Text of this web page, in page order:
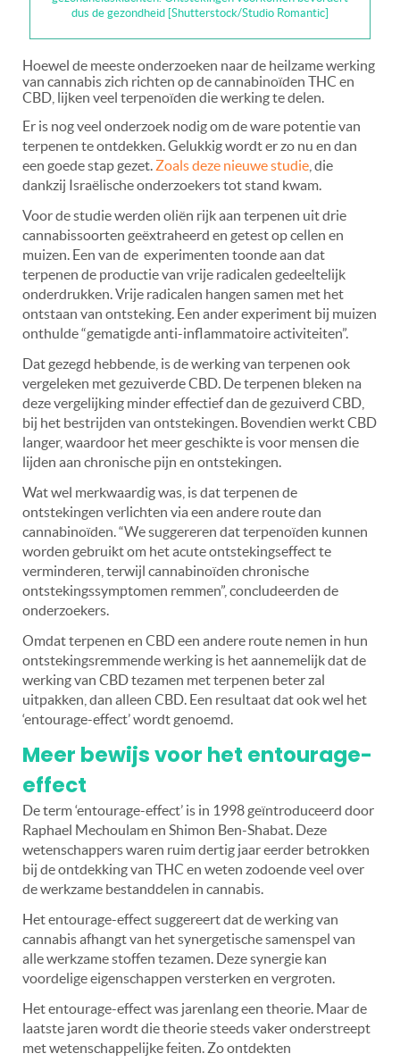
dus de gezondheid [Shutterstock/Studio Romantic]
Hoewel de meeste onderzoeken naar de heilzame werking
van cannabis zich richten op de cannabinoïden THC en
CBD, lijken veel terpenoïden die werking te delen.
Er is nog veel onderzoek nodig om de ware potentie van
terpenen te ontdekken. Gelukkig wordt er zo nu en dan
een goede stap gezet. Zoals deze nieuwe studie , die
dankzij Israëlische onderzoekers tot stand kwam.
Voor de studie werden oliën rijk aan terpenen uit drie
cannabissoorten geëxtraheerd en getest op cellen en
muizen. Een van de experimenten toonde aan dat
terpenen de productie van vrije radicalen gedeeltelijk
onderdrukken. Vrije radicalen hangen samen met het
ontstaan van ontsteking. Een ander experiment bij muizen
onthulde “gematigde anti-inflammatoire activiteiten”.
Dat gezegd hebbende, is de werking van terpenen ook
vergeleken met gezuiverde CBD. De terpenen bleken na
deze vergelijking minder effectief dan de gezuiverd CBD,
bij het bestrijden van ontstekingen. Bovendien werkt CBD
langer, waardoor het meer geschikte is voor mensen die
lijden aan chronische pijn en ontstekingen.
Wat wel merkwaardig was, is dat terpenen de
ontstekingen verlichten via een andere route dan
cannabinoïden. “We suggereren dat terpenoïden kunnen
worden gebruikt om het acute ontstekingseffect te
verminderen, terwijl cannabinoïden chronische
ontstekingssymptomen remmen”, concludeerden de
onderzoekers.
Omdat terpenen en CBD een andere route nemen in hun
ontstekingsremmende werking is het aannemelijk dat de
werking van CBD tezamen met terpenen beter zal
uitpakken, dan alleen CBD. Een resultaat dat ook wel het
‘entourage-effect’ wordt genoemd.
Meer bewijs voor het entourage-
effect
De term ‘entourage-effect’ is in 1998 geïntroduceerd door
Raphael Mechoulam en Shimon Ben-Shabat. Deze
wetenschappers waren ruim dertig jaar eerder betrokken
bij de ontdekking van THC en weten zodoende veel over
de werkzame bestanddelen in cannabis.
Het entourage-effect suggereert dat de werking van
cannabis afhangt van het synergetische samenspel van
alle werkzame stoffen tezamen. Deze synergie kan
voordelige eigenschappen versterken en vergroten.
Het entourage-effect was jarenlang een theorie. Maar de
laatste jaren wordt die theorie steeds vaker onderstreept
met wetenschappelijke feiten. Zo ontdekten